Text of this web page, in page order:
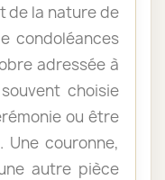
de la nature de
condoléances
adressée à
choisie
ou être
couronne,
autre pièce